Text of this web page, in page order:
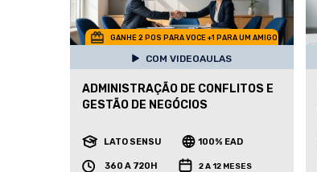
GANHE 2 POS PARA VOCE +1 PARA UM AMIGO
COM VIDEOAULAS
ADMINISTRAÇÃO DE CONFLITOS E
GESTÃO DE NEGÓCIOS
LATO SENSU 100% EAD
360 A 720H 2 A 12 MESES